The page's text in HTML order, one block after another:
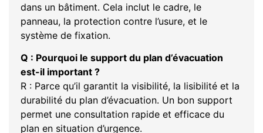
dans un bâtiment. Cela inclut le cadre, le
panneau, la protection contre l’usure, et le
système de fixation.
Q : Pourquoi le support du plan d’évacuation
est-il important ?
R : Parce qu’il garantit la visibilité, la lisibilité et la
durabilité du plan d’évacuation. Un bon support
permet une consultation rapide et efficace du
plan en situation d’urgence.